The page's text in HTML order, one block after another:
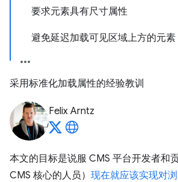
要求元素具有尺寸属性
避免延迟加载可见区域上方的元素
采用标准化加载属性的经验教训
Felix Arntz
本文的目标是说服 CMS 平台开发者和
CMS 核心的人员） 现在就应该实现对